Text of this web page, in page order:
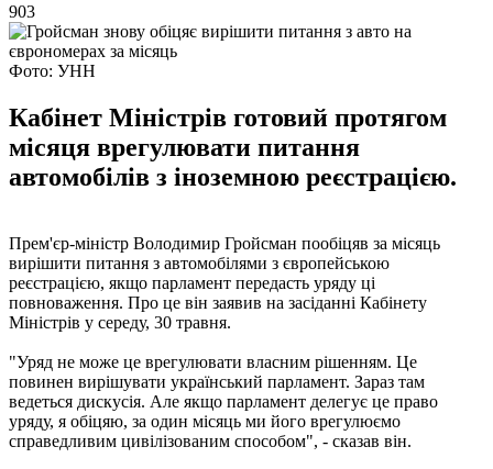
903
Фото: УНН
Кабінет Міністрів готовий протягом
місяця врегулювати питання
автомобілів з іноземною реєстрацією.
Прем'єр-міністр Володимир Гройсман пообіцяв за місяць
вирішити питання з автомобілями з європейською
реєстрацією, якщо парламент передасть уряду ці
повноваження. Про це він заявив на засіданні Кабінету
Міністрів у середу, 30 травня.
"Уряд не може це врегулювати власним рішенням. Це
повинен вирішувати український парламент. Зараз там
ведеться дискусія. Але якщо парламент делегує це право
уряду, я обіцяю, за один місяць ми його врегулюємо
справедливим цивілізованим способом", - сказав він.